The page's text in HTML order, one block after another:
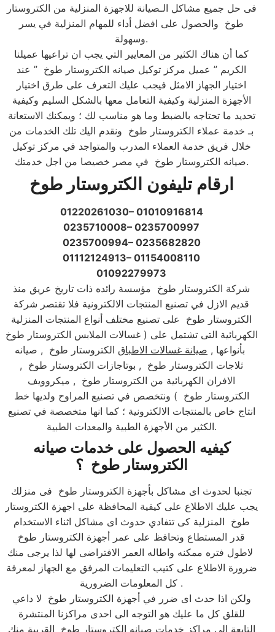
فى حل جميع مشاكل الـصيانة للاجهزة المنزلية من الكتروستار
طوخ والحصول على افضل أداء للمهام المنزلية في يسر
وسهولة.​
كما أن هناك الكثير من المعايير التي يجب ان تراعيها عميلنا
الكريم ” عميل مركز توكيل صيانه الكتروستار طوخ ” عند
اختيار الجهاز الامثل فيجب عليك التعرف على طرق اختيار
الأجهزة المنزلية وكيفية التعامل معها بالشكل السليم وكيفية
تحديد ما تحتاجه بالضبط وما هو مناسب لك ؛ ويمكنك الاستعانة
بـ خدمة عملاء الكتروستار طوخ ونقدم اليك تلك الخدمات من
خلال فريق خدمة العملاء المدرب والمتواجد في مركز توكيل
صيانه الكتروستار طوخ في مصر خصيصا من اجل خدمتك.​
ارقام تليفون الكتروستار طوخ
01220261030– 01010916814
0235710008– 0235700997
0235700994– 0235682820
01112124913– 01154008110
01092279973
شركة الكتروستار طوخ مؤسسة رائده ذات تاريخ عريق منذ
قديم الازل في تصنيع المنتجات الالكترونية فلا تقتصر شركة
الكتروستار طوخ على تصنيع مختلف أنواع المنتجات المنزلية
الكهربائية التى تشتمل على ( غسالات الملابس الكتروستار طوخ
بأنواعها , صيانة غسالات الاطباق الكتروستار طوخ , صيانه
ثلاجات الكتروستار طوخ , بوتاجازات الكتروستار طوخ ,
الافران الكهربائية من الكتروستار طوخ , ميكروويف
الكتروستار طوخ ) ونتخصص في تصنيع المراوح ولديها خط
انتاج خاص بالمنتجات الالكترونية ؛ كما انها متخصصة في تصنيع
الكثير من الأجهزة الطبية والمعدات الطبية.​
كيفيه الحصول على خدمات صيانه
الكتروستار طوخ ؟
تجنبا لحدوث اى مشاكل بأجهزة الكتروستار طوخ فى منزلك
يجب عليك الاطلاع على كيفية المحافظة على اجهزة الكتروستار
طوخ المنزلية كى تتفادي حدوث اى مشاكل اثناء الاستخدام
قدر المستطاع وتحافظ على عمر أجهزة الكتروستار طوخ
لاطول فتره ممكنه واطاله العمر الافتراضى لها لذا يرجى منك
ضرورة الاطلاع على كتيب التعليمات المرفق مع الجهاز لمعرفة
كل المعلومات الضرورية .​
ولكن اذا حدث اى ضرر في أجهزة الكتروستار طوخ لا داعي
للقلق كل ما عليك هو التوجه الى احدى مراكزنا المنتشرة
التابعة الى مراكز خدمات صيانه الكتروستار طوخ القريبة منك